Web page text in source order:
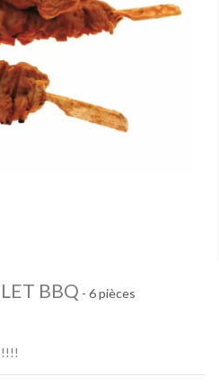
BBQ - 6 pièces